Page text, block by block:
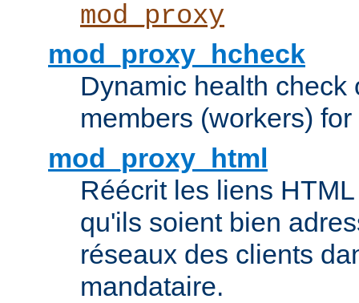
mod_proxy
mod_proxy_hcheck
Dynamic health check
members (workers) for
mod_proxy_html
Réécrit les liens
qu'ils soient bien
réseaux des clients
mandataire.